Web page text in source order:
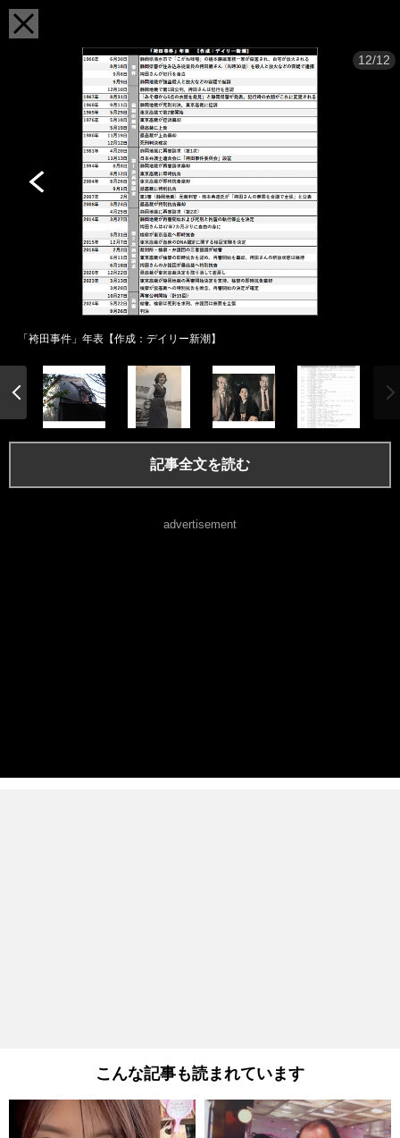
12/12
「袴田事件」年表【作成：デイリー新潮】
記事全文を読む
advertisement
こんな記事も読まれています